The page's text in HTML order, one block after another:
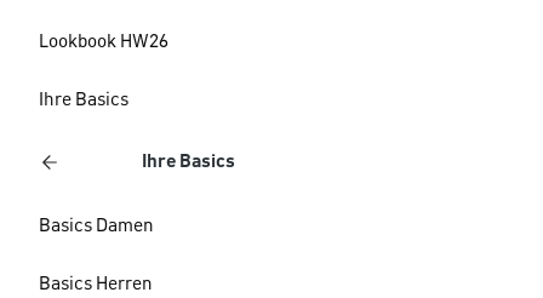
Lookbook HW26
Ihre Basics
Ihre Basics
Basics Damen
Basics Herren